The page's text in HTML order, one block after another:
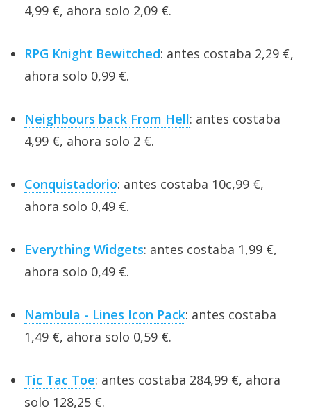
4,99 €, ahora solo 2,09 €.
RPG Knight Bewitched: antes costaba 2,29 €,
ahora solo 0,99 €.
Neighbours back From Hell: antes costaba
4,99 €, ahora solo 2 €.
Conquistadorio: antes costaba 10c,99 €,
ahora solo 0,49 €.
Everything Widgets: antes costaba 1,99 €,
ahora solo 0,49 €.
Nambula - Lines Icon Pack: antes costaba
1,49 €, ahora solo 0,59 €.
Tic Tac Toe: antes costaba 284,99 €, ahora
solo 128,25 €.